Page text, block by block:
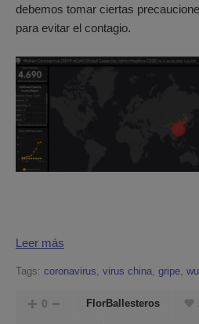
debemos tomar ciertas
para evitar el contagio.
Leer más
Tags: coronavirus, virus china, gripe,
0 FlorBallesteros